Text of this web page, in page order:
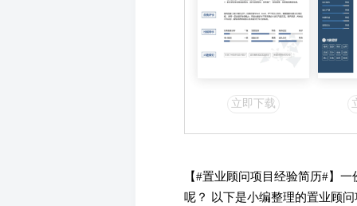
立即下载
【#置业顾问项目经验简历#】
呢？ 以下是小编整理的置业顾